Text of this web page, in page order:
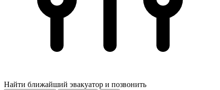
Найти ближайший эвакуатор и позвонить